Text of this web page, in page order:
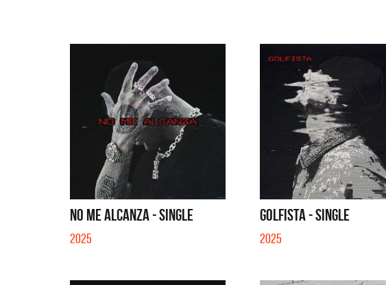
NO ME ALCANZA - SINGLE
2025
GOLFISTA - SINGLE
2025
Migrantes
SI NO ES CON VOS - SINGLE